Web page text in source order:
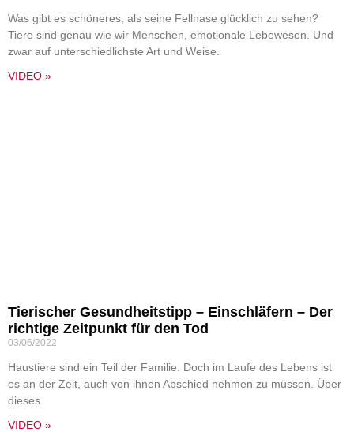
Was gibt es schöneres, als seine Fellnase glücklich zu sehen?
Tiere sind genau wie wir Menschen, emotionale Lebewesen. Und
zwar auf unterschiedlichste Art und Weise.
VIDEO »
Tierischer Gesundheitstipp – Einschläfern – Der
richtige Zeitpunkt für den Tod
03/06/2022
Haustiere sind ein Teil der Familie. Doch im Laufe des Lebens ist
es an der Zeit, auch von ihnen Abschied nehmen zu müssen. Über
dieses
VIDEO »